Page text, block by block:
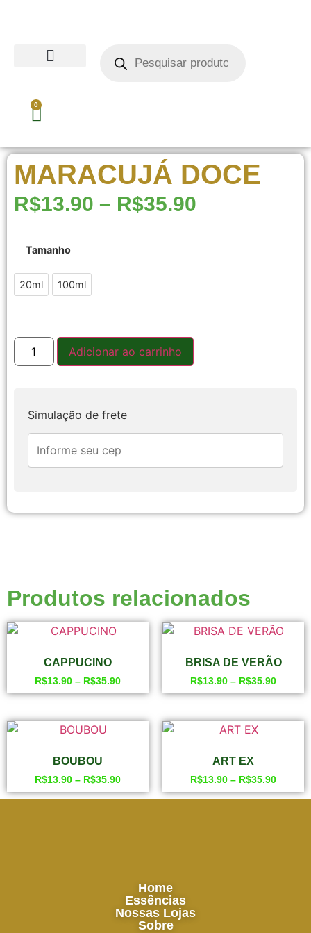
0
MARACUJÁ DOCE
R$13.90 – R$35.90
Tamanho
20ml
20ml 100ml
Adicionar ao carrinho
Simulação de frete
Produtos relacionados
CAPPUCINO
R$13.90 – R$35.90
BRISA DE VERÃO
R$13.90 – R$35.90
BOUBOU
R$13.90 – R$35.90
ART EX
R$13.90 – R$35.90
Home
Essências
Nossas Lojas
Sobre